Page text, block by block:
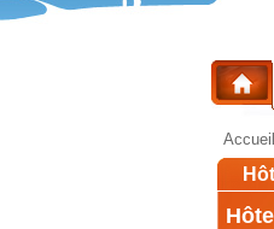
Accueil